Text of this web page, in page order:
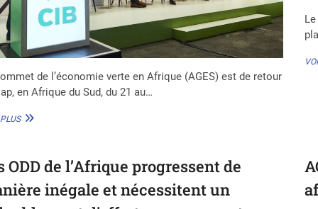
de l’économie verte en Afrique (AGES) est de retour
en Afrique du Sud, du 21 au…
AGES
CATALYSER
CROISSANCE
VERTE
ODD de l’Afrique progressent de
inégale et nécessitent un